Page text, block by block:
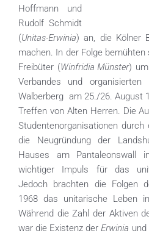
Hoffmann und
Rudolf Schmidt
(Unitas-Erwinia) an, die Kölner
machen. In der Folge
Freibüter (Winfridia Münster)
Verbandes und organisierten
Walberberg am 25./26. August
Treffen von Alten Herren. Die
Studentenorganisationen
die Neugründung der
Hauses am Pantaleonswall
wichtiger Impuls für das
Jedoch brachten die Folgen
1968 das unitarische Leben
Während die Zahl der Aktiven
war die Existenz derErwinia und